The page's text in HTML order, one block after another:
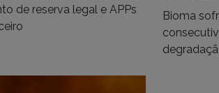
de reserva legal e APPs
Bioma